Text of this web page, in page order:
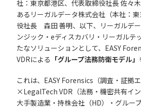
社：東京都港区、代表取締役社長 佐々
あるリーガルデータ株式会社（本社：
役社長 森田 善明、以下、リーガルデ
ンジック・eディスカバリ・リーガルテ
たなソリューションとして、EASY
VDRによる 「グループ法務防衛モデル」
これは、EASY Forensics（調査・証拠エ
×LegalTech VDR（法務・機密共有イン
大手製造業・持株会社（HD）・グルー